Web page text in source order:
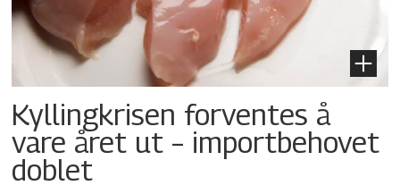
Kyllingkrisen forventes å
vare året ut – importbehovet
doblet